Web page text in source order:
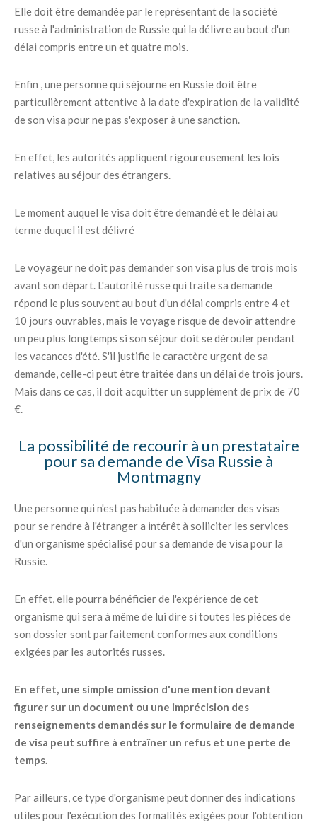
Elle doit être demandée par le représentant de la société
russe à l'administration de Russie qui la délivre au bout d'un
délai compris entre un et quatre mois.
Enfin , une personne qui séjourne en Russie doit être
particulièrement attentive à la date d'expiration de la validité
de son visa pour ne pas s'exposer à une sanction.
En effet, les autorités appliquent rigoureusement les lois
relatives au séjour des étrangers.
Le moment auquel le visa doit être demandé et le délai au
terme duquel il est délivré
Le voyageur ne doit pas demander son visa plus de trois mois
avant son départ. L'autorité russe qui traite sa demande
répond le plus souvent au bout d'un délai compris entre 4 et
10 jours ouvrables, mais le voyage risque de devoir attendre
un peu plus longtemps si son séjour doit se dérouler pendant
les vacances d'été. S'il justifie le caractère urgent de sa
demande, celle-ci peut être traitée dans un délai de trois jours.
Mais dans ce cas, il doit acquitter un supplément de prix de 70
€.
La possibilité de recourir à un prestataire
pour sa demande de Visa Russie à
Montmagny
Une personne qui n'est pas habituée à demander des visas
pour se rendre à l'étranger a intérêt à solliciter les services
d'un organisme spécialisé pour sa demande de visa pour la
Russie.
En effet, elle pourra bénéficier de l'expérience de cet
organisme qui sera à même de lui dire si toutes les pièces de
son dossier sont parfaitement conformes aux conditions
exigées par les autorités russes.
En effet, une simple omission d'une mention devant
figurer sur un document ou une imprécision des
renseignements demandés sur le formulaire de demande
de visa peut suffire à entraîner un refus et une perte de
temps.
Par ailleurs, ce type d'organisme peut donner des indications
utiles pour l'exécution des formalités exigées pour l'obtention